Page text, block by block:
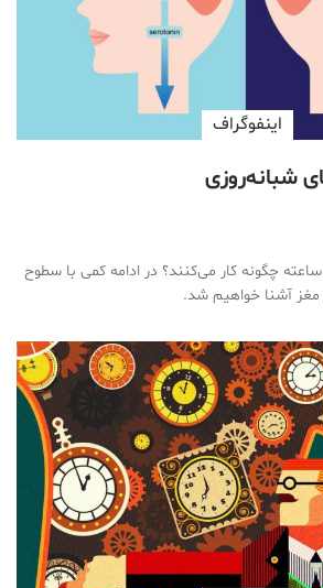
اینفوگراف
شبانه‌روزی
این ساعت‌های درونی 24 ساعته چگونه کار می‌کنند؟ در ادامه کمی با سطوح
آشنا خواهیم شد.